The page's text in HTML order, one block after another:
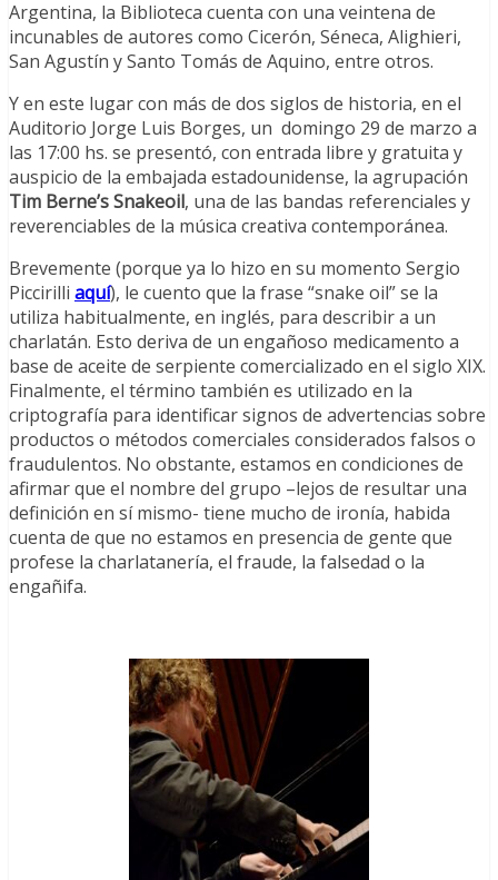
Argentina, la Biblioteca cuenta con una veintena de
incunables de autores como Cicerón, Séneca, Alighieri,
San Agustín y Santo Tomás de Aquino, entre otros.
Y en este lugar con más de dos siglos de historia, en el
Auditorio Jorge Luis Borges, un domingo 29 de marzo a
las 17:00 hs. se presentó, con entrada libre y gratuita y
auspicio de la embajada estadounidense, la agrupación
Tim Berne’s Snakeoil, una de las bandas referenciales y
reverenciables de la música creativa contemporánea.
Brevemente (porque ya lo hizo en su momento Sergio
Piccirilli aquí), le cuento que la frase “snake oil” se la
utiliza habitualmente, en inglés, para describir a un
charlatán. Esto deriva de un engañoso medicamento a
base de aceite de serpiente comercializado en el siglo XIX.
Finalmente, el término también es utilizado en la
criptografía para identificar signos de advertencias sobre
productos o métodos comerciales considerados falsos o
fraudulentos. No obstante, estamos en condiciones de
afirmar que el nombre del grupo –lejos de resultar una
definición en sí mismo- tiene mucho de ironía, habida
cuenta de que no estamos en presencia de gente que
profese la charlatanería, el fraude, la falsedad o la
engañifa.